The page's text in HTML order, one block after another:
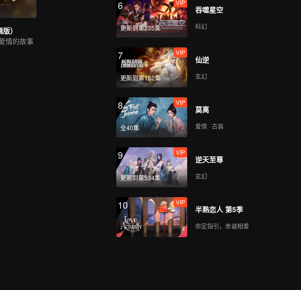
）
情的故事
6
更新到第235集
VIP
吞噬星空
科幻
7
更新到第152集
VIP
仙逆
玄幻
8
全40集
VIP
莫离
爱情 · 古装
9
更新到第534集
VIP
逆天至尊
玄幻
10 VIP
半熟恋人 第5季
命定指引，赤诚相爱